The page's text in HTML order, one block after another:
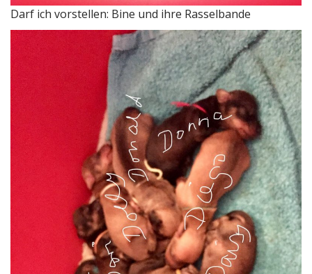
Darf ich vorstellen: Bine und ihre Rasselbande